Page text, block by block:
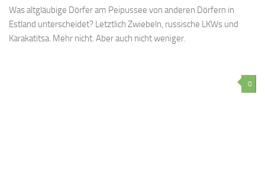
Was altgläubige Dörfer am Peipussee von anderen Dörfern in
Estland unterscheidet? Letztlich Zwiebeln, russische LKWs und
Karakatitsa. Mehr nicht. Aber auch nicht weniger.
0